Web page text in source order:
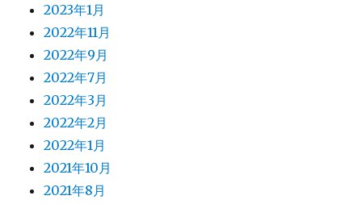
2023年1月
2022年11月
2022年9月
2022年7月
2022年3月
2022年2月
2022年1月
2021年10月
2021年8月